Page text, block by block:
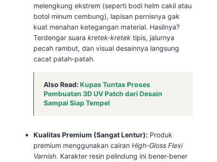
melengkung ekstrem (seperti bodi helm cakil atau
botol minum cembung), lapisan pernisnya gak
kuat menahan ketegangan material. Hasilnya?
Terdengar suarakretek-kretek tipis, jalurnya
pecah rambut, dan visual desainnya langsung
cacat patah-patah.
Also Read:Kupas Tuntas Proses
Pembuatan 3D UV Patch dari Desain
Sampai Siap Tempel
Kualitas Premium (Sangat Lentur): Produk
premium menggunakan cairanHigh-Gloss Flexi
Varnish. Karakter resin pelindung ini bener-bener